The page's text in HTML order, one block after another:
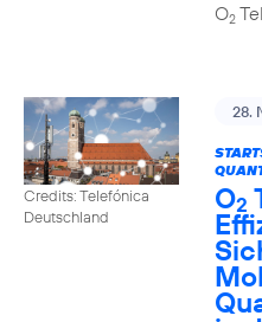
O2
Credits: Telefónica
Deutschland
28.
O2